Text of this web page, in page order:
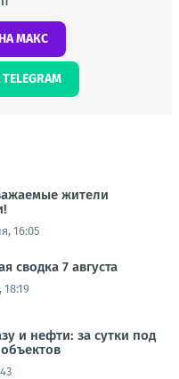
МАКС
жители
16:05
сводка 7 августа
и нефти: за сутки под